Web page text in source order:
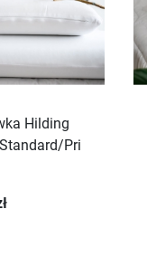
Hilding
Pri